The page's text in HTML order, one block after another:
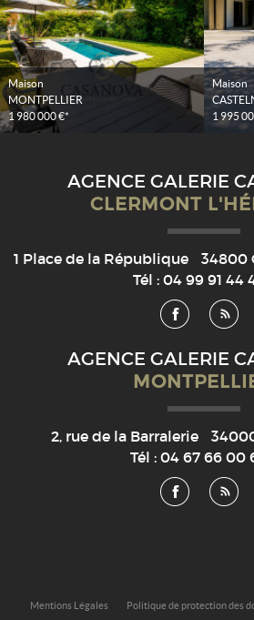
Maison
MONTPELLIER
1 980 000 €*
Maison
1 995
AGENCE GALERIE
CLERMONT
1 Place de la République 34800
Tél : 04 99 91 44
AGENCE GALERIE
2, rue de la Barralerie
Tél : 04 67 66 00
Mentions Légales Politique de protection des